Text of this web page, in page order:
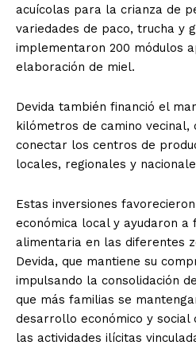
acuícolas para la crianza de
variedades de paco, trucha y
implementaron 200 módulos
elaboración de miel.
Devida también financió el
kilómetros de camino vecinal,
conectar los centros de
locales, regionales y
Estas inversiones
económica local y ayudaron
alimentaria en las diferentes
Devida, que mantiene su
impulsando la consolidación
que más familias se
desarrollo económico y social
las actividades ilícitas